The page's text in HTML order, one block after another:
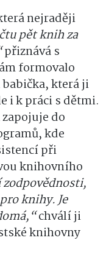
nejraději
pět knih za
přiznává s
formovalo
která ji
i k práci s dětmi.
do
kde
při
knihovního
zodpovědnosti,
knihy. Je
chválí ji
knihovny